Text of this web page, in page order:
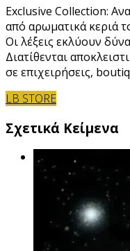
Exclusive Collection:
από αρωματικά κεριά
Οι λέξεις εκλύουν
Διατίθενται
σε επιχειρήσεις,
LB STORE
Σχετικά Κείμενα